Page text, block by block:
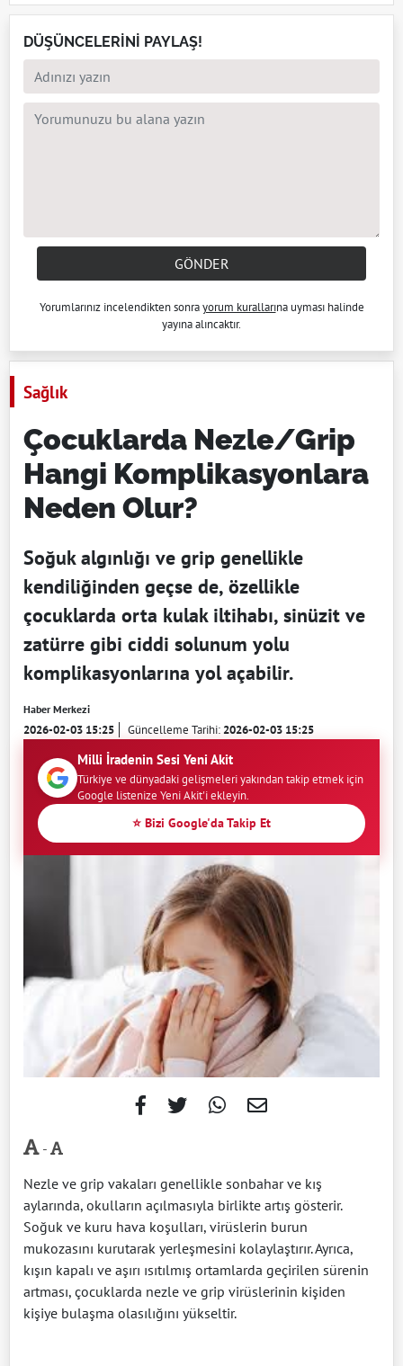
DÜŞÜNCELERİNİ PAYLAŞ!
GÖNDER
Yorumlarınız incelendikten sonrayorum kurallarına uyması halinde
yayına alıncaktır.
Sağlık
Çocuklarda Nezle/Grip
Hangi Komplikasyonlara
Neden Olur?
Soğuk algınlığı ve grip genellikle
kendiliğinden geçse de, özellikle
çocuklarda orta kulak iltihabı, sinüzit ve
zatürre gibi ciddi solunum yolu
komplikasyonlarına yol açabilir.
Haber Merkezi
2026-02-03 15:25 Güncelleme Tarihi:2026-02-03 15:25
Milli İradenin Sesi Yeni Akit
Türkiye ve dünyadaki gelişmeleri yakından takip etmek için
Google listenize Yeni Akit'i ekleyin.
⭐ Bizi Google'da Takip Et
-
Nezle ve grip vakaları genellikle sonbahar ve kış
aylarında, okulların açılmasıyla birlikte artış gösterir.
Soğuk ve kuru hava koşulları, virüslerin burun
mukozasını kurutarak yerleşmesini kolaylaştırır. Ayrıca,
kışın kapalı ve aşırı ısıtılmış ortamlarda geçirilen sürenin
artması, çocuklarda nezle ve grip virüslerinin kişiden
kişiye bulaşma olasılığını yükseltir.